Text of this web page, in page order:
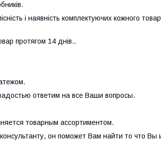
і наявність комплектуючих кожного
протягом 14 днів..
ответим на все Ваши вопросы.
товарным ассортиментом.
он поможет Вам найти то что Вы